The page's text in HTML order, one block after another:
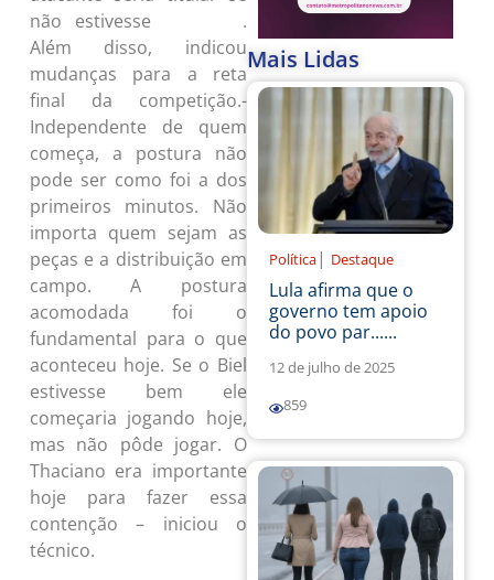
não estivesse
.
Além disso, indicou
mudanças para a reta
final da competição.-
Independente de quem
começa, a postura não
pode ser como foi a dos
primeiros minutos. Não
importa quem sejam as
peças e a distribuição em
campo. A postura
acomodada foi o
fundamental para o que
aconteceu hoje. Se o Biel
estivesse bem ele
começaria jogando hoje,
mas não pôde jogar. O
Thaciano era importante
hoje para fazer essa
contenção – iniciou o
técnico.
Mais Lidas
Política | Destaque
Lula afirma que o
governo tem apoio
do povo par......
12 de julho de 2025
859